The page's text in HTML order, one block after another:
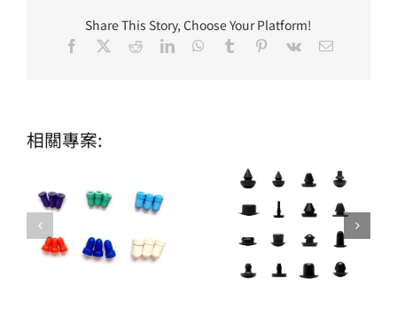
Share This Story, Choose Your Platform!
Facebook RedditLinkedInWhatsApp
Tumblr Pinterest
Vk Email:
相關專案: